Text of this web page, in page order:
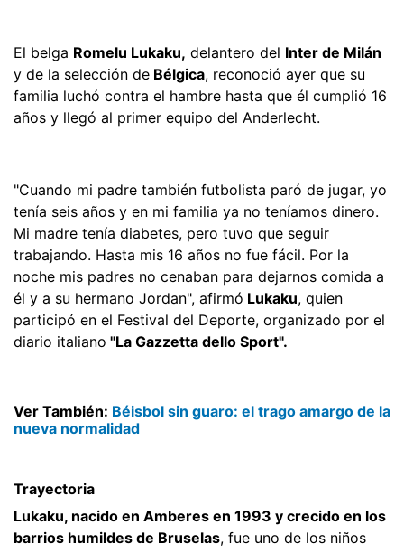
El belga Romelu Lukaku, delantero del Inter de Milán
y de la selección de Bélgica, reconoció ayer que su
familia luchó contra el hambre hasta que él cumplió 16
años y llegó al primer equipo del Anderlecht.
"Cuando mi padre también futbolista paró de jugar, yo
tenía seis años y en mi familia ya no teníamos dinero.
Mi madre tenía diabetes, pero tuvo que seguir
trabajando. Hasta mis 16 años no fue fácil. Por la
noche mis padres no cenaban para dejarnos comida a
él y a su hermano Jordan", afirmó Lukaku, quien
participó en el Festival del Deporte, organizado por el
diario italiano "La Gazzetta dello Sport".
Ver También: Béisbol sin guaro: el trago amargo de la
nueva normalidad
Trayectoria
Lukaku, nacido en Amberes en 1993 y crecido en los
barrios humildes de Bruselas, fue uno de los niños